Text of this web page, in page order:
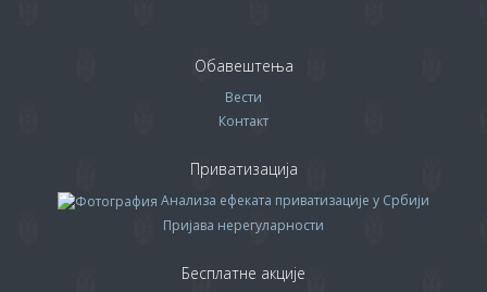
Обавештења
Вести
Контакт
Приватизација
Анализа ефеката приватизације у Србији
Пријава нерегуларности
Бесплатне акције